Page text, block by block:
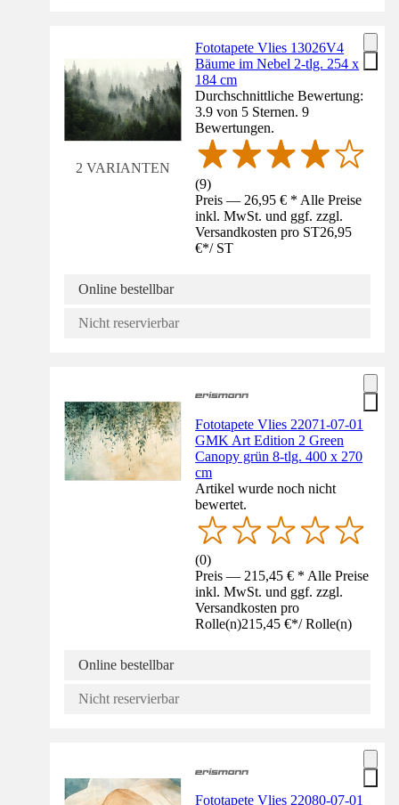
2 VARIANTEN
Fototapete Vlies 13026V4
Bäume im Nebel 2-tlg. 254 x
184 cm
Durchschnittliche Bewertung:
3.9 von 5 Sternen. 9
Bewertungen.
(9)
Preis — 26,95 € * Alle Preise
inkl. MwSt. und ggf. zzgl.
Versandkosten pro ST26,95
€*/ ST
Online bestellbar
Nicht reservierbar
Fototapete Vlies 22071-07-01
GMK Art Edition 2 Green
Canopy grün 8-tlg. 400 x 270
cm
Artikel wurde noch nicht
bewertet.
(0)
Preis — 215,45 € * Alle Preise
inkl. MwSt. und ggf. zzgl.
Versandkosten pro
Rolle(n)215,45 €*/ Rolle(n)
Online bestellbar
Nicht reservierbar
Fototapete Vlies 22080-07-01